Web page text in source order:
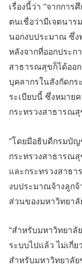
เรื่องนี้ว่า “จากกา
ตนเชื่อว่ามีเจตนาร
นอกงบประมาณ ซึ่ง
หลังจากที่ออกประก
สาธารณสุขก็ได้ออ
บุคลากรในสังกัดก
ระเบียบนี้ ซึ่งหมาย
กระทรวงสาธารณสุ
“โดยมีอธิบดีกรมบัญ
กระทรวงสาธารณ
และกระทรวงสาธา
งบประมาณจ้างลูกจ้
ส่วนของมหาวิทยาลั
“สำหรับมหาวิทยาลั
ระบบไปแล้ว ไม่เกี่
สำหรับมหาวิทยาลั